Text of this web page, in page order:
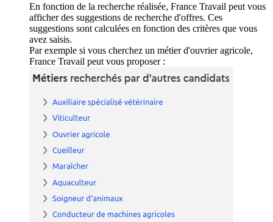
En fonction de la recherche réalisée, France Travail peut vous
afficher des suggestions de recherche d'offres. Ces
suggestions sont calculées en fonction des critères que vous
avez saisis.
Par exemple si vous cherchez un métier d'ouvrier agricole,
France Travail peut vous proposer :